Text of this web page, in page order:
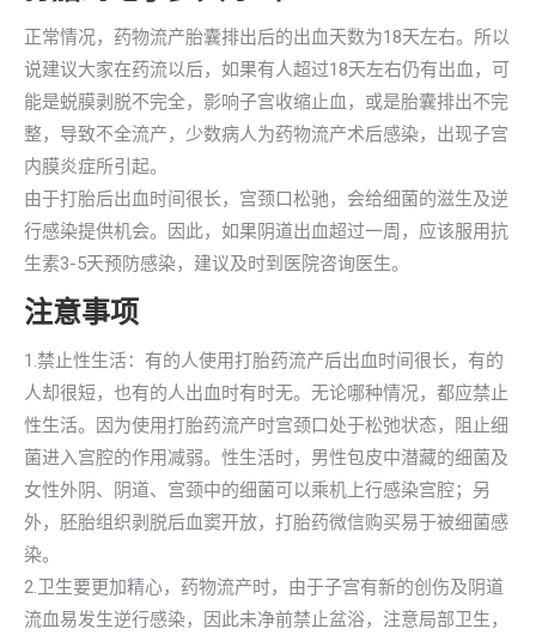
正常情况，药物流产胎囊排出后的出血天数为18天左右。所以
说建议大家在药流以后，如果有人超过18天左右仍有出血，可
能是蜕膜剥脱不完全，影响子宫收缩止血，或是胎囊排出不完
整，导致不全流产，少数病人为药物流产术后感染，出现子宫
内膜炎症所引起。
由于打胎后出血时间很长，宫颈口松驰，会给细菌的滋生及逆
行感染提供机会。因此，如果阴道出血超过一周，应该服用抗
生素3-5天预防感染，建议及时到医院咨询医生。
注意事项
1.禁止性生活：有的人使用打胎药流产后出血时间很长，有的
人却很短，也有的人出血时有时无。无论哪种情况，都应禁止
性生活。因为使用打胎药流产时宫颈口处于松弛状态，阻止细
菌进入宫腔的作用减弱。性生活时，男性包皮中潜藏的细菌及
女性外阴、阴道、宫颈中的细菌可以乘机上行感染宫腔；另
外，胚胎组织剥脱后血窦开放，打胎药微信购买易于被细菌感
染。
2.卫生要更加精心，药物流产时，由于子宫有新的创伤及阴道
流血易发生逆行感染，因此未净前禁止盆浴，注意局部卫生，